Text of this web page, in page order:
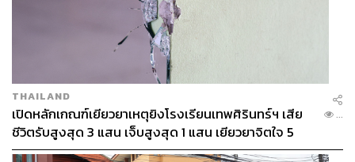
THAILAND
เปิดหลักเกณฑ์เยียวยาเหตุยิงโรงเรียนเทพศิรินทร์ฯ เสีย
ชีวิตรับสูงสุด 3 แสน เจ็บสูงสุด 1 แสน เยียวยาจิตใจ 5
ระดับ
...